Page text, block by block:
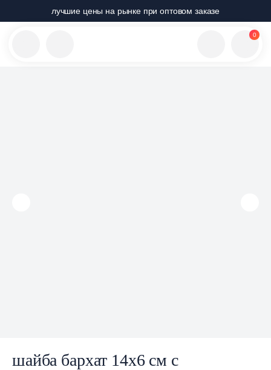
лучшие цены на рынке при оптовом заказе
0
шайба бархат 14x6 см с